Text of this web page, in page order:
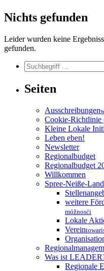
Nichts gefunden
Leider wurden keine
gefunden.
Seiten
Ausschreibungen
Cookie-Richtlinie
Kleine Lokale
Leben eben!
Newsletter
Regionalbudget
Regionalbudget
Willkommen
Spree-Neiße-Land
weitere
móžnosći
Lokale
Verein
Was ist
Regionale